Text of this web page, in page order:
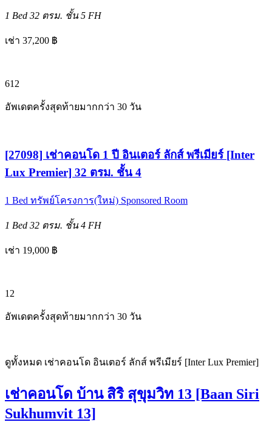
1 Bed 32 ตรม. ชั้น 5 FH
เช่า 37,200 ฿
612
อัพเดตครั้งสุดท้ายมากกว่า 30 วัน
[27098] เช่าคอนโด 1 ปี อินเตอร์ ลักส์ พรีเมียร์ [Inter
Lux Premier] 32 ตรม. ชั้น 4
1 Bed ทรัพย์โครงการ(ใหม่) Sponsored Room
1 Bed 32 ตรม. ชั้น 4 FH
เช่า 19,000 ฿
12
อัพเดตครั้งสุดท้ายมากกว่า 30 วัน
ดูทั้งหมด เช่าคอนโด อินเตอร์ ลักส์ พรีเมียร์ [Inter Lux Premier]
เช่าคอนโด บ้าน สิริ สุขุมวิท 13 [Baan Siri
Sukhumvit 13]